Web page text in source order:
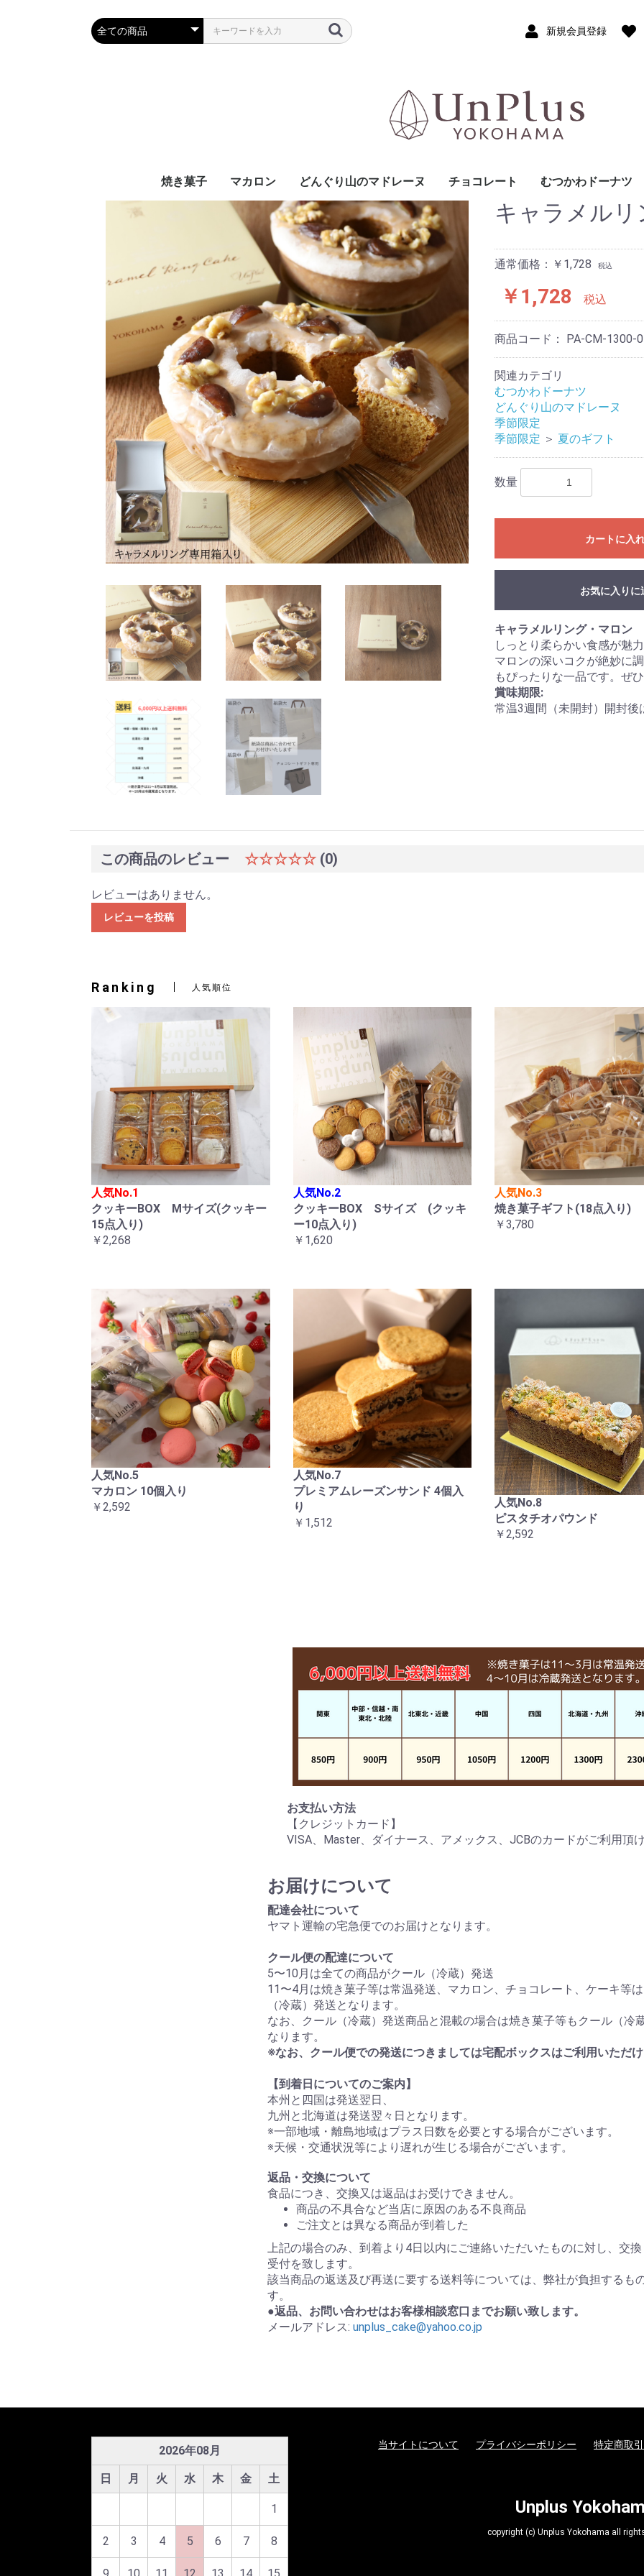
新規会員登録
焼き菓子
パウンドケーキ
焼き菓子ギフト
弘明寺セレクション
マカロン どんぐり山のマドレーヌ チョコレート
チョコレートギフト
チョコレートスペシャ
チョコレート単品
むつかわドーナツ
キャラメル
通常価格：￥1,728 税込
￥1,728 税込
商品コード： PA-CM-1300-
関連カテゴリ
むつかわドーナツ
どんぐり山のマドレーヌ
季節限定
季節限定 ＞ 夏のギフト
数量
カートに入
お気に入りに
キャラメルリング・マロン
しっとり柔らかい食感が魅
マロンの深いコクが絶妙に
もぴったりな一品です。ぜ
賞味期限:
常温3週間（未開封）開封
この商品のレビュー ☆☆☆☆☆ (0)
レビューはありません。
レビューを投稿
Ranking 人気順位
人気No.1
クッキーBOX Mサイズ(クッキー
15点入り)
￥2,268
人気No.2
クッキーBOX Sサイズ (クッキ
ー10点入り)
￥1,620
人気No.3
焼き菓子ギフト(18点入り)
￥3,780
人気No.5
マカロン 10個入り
￥2,592
人気No.7
プレミアムレーズンサンド 4個入
り
￥1,512
人気No.8
ピスタチオパウンド
￥2,592
お支払い方法
【クレジットカード】
VISA、Master、ダイナース、アメックス、JCBのカードがご利用頂
お届けについて
配達会社について
ヤマト運輸の宅急便でのお届けとなります。
クール便の配達について
5〜10月は全ての商品がクール（冷蔵）発送
11〜4月は焼き菓子等は常温発送、マカロン、チョコレート、ケーキ等
（冷蔵）発送となります。
なお、クール（冷蔵）発送商品と混載の場合は焼き菓子等もクール（冷
なります。
※なお、クール便での発送につきましては宅配ボックスはご利用いただ
【到着日についてのご案内】
本州と四国は発送翌日、
九州と北海道は発送翌々日となります。
※一部地域・離島地域はプラス日数を必要とする場合がございます。
※天候・交通状況等により遅れが生じる場合がございます。
返品・交換について
食品につき、交換又は返品はお受けできません。
商品の不具合など当店に原因のある不良商品
ご注文とは異なる商品が到着した
上記の場合のみ、到着より4日以内にご連絡いただいたものに対し、交
受付を致します。
該当商品の返送及び再送に要する送料等については、弊社が負担するも
す。
●返品、お問い合わせはお客様相談窓口までお願い致します。
メールアドレス: unplus_cake@yahoo.co.jp
2026年08月
日 月 火 水 木 金 土
1
2 3 4 5 6 7 8
当サイトについて プライバシーポリシー 特定商取
Unplus
copyright (c) Unplus Yokohama all